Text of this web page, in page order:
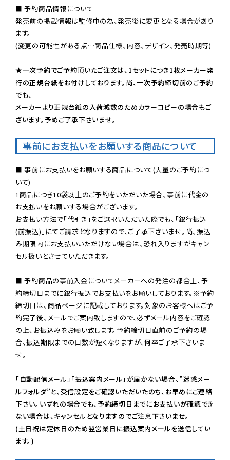
■ 予約商品情報について
発売前の掲載情報は監修中の為、発売後に変更となる場合があり
ます。
(変更の可能性がある点…商品仕様、内容、デザイン、発売時期等)
★一次予約でご予約頂いたご注文は、1セットにつき1枚メーカー発
行の正規台紙をお付けしております。尚、一次予約締切前のご予約
でも、
メーカーより正規台紙の入荷減数のためカラーコピーの場合もご
ざいます。予めご了承下さいませ。
事前にお支払いをお願いする商品について
■ 事前にお支払いをお願いする商品について(大量のご予約につ
いて)
1商品につき10袋以上のご予約をいただいた場合、事前に代金の
お支払いをお願いする場合がございます。
お支払い方法で「代引き」をご選択いただいた際でも、「銀行振込
(前振込)」にてご請求となりますので、ご了承下さいませ。尚、振込
み期限内にお支払いいただけない場合は、恐れ入りますがキャン
セル扱いとさせていただきます。
■ 予約商品の事前入金についてメーカーへの発注の都合上、予
約締切日までに銀行振込でお支払いをお願いしております。※予約
締切日は、商品ページに記載しております。対象のお客様へはご予
約完了後、メールでご案内致しますので、必ずメール内容をご確認
の上、お振込みをお願い致します。予約締切日直前のご予約の場
合、振込期限までの日数が短くなりますが、何卒ご了承下さいま
せ。
「自動配信メール」「振込案内メール」が届かない場合、”迷惑メー
ルフォルダ”と、受信設定をご確認いただいたのち、お早めにご連絡
下さい。いずれの場合でも、予約締切日までにお支払いが確認でき
ない場合は、キャンセルとなりますのでご注意下さいませ。
(土日祝は定休日のため翌営業日に振込案内メールを送信してい
ます。)